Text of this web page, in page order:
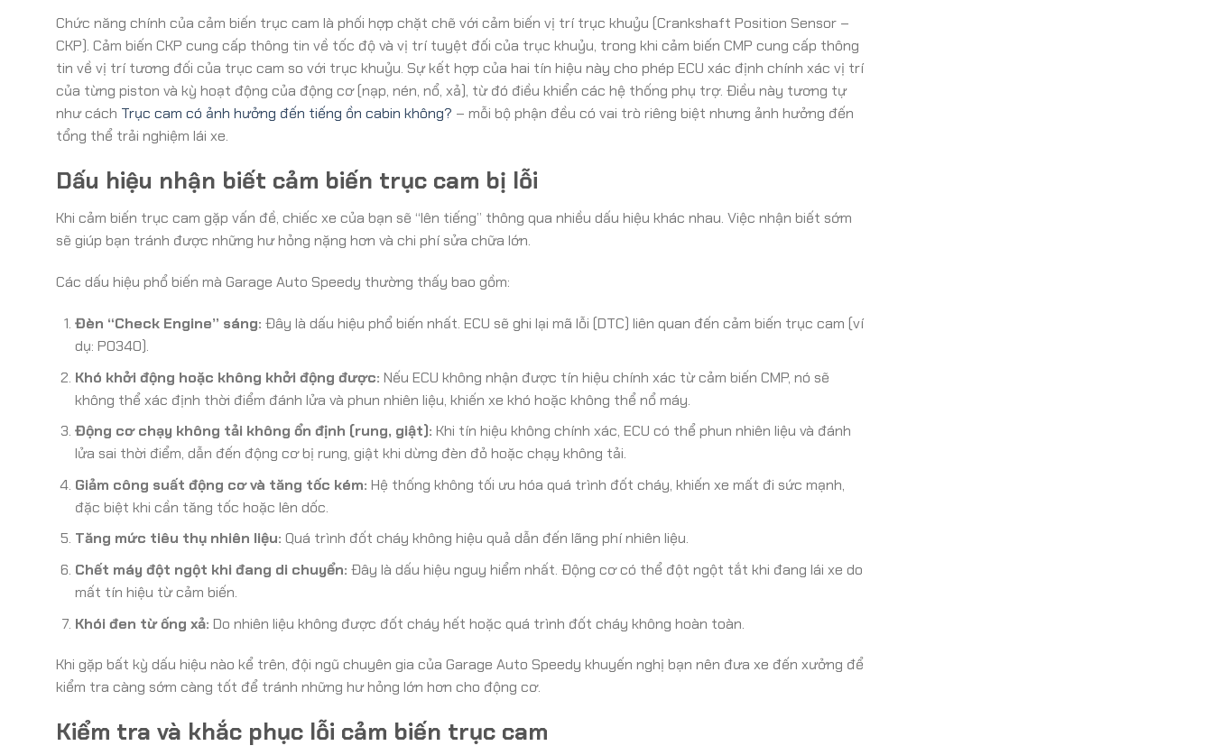
Chức năng chính của cảm biến trục cam là phối hợp chặt chẽ với cảm biến vị trí trục khuỷu (Crankshaft Position Sensor –
CKP). Cảm biến CKP cung cấp thông tin về tốc độ và vị trí tuyệt đối của trục khuỷu, trong khi cảm biến CMP cung cấp thông
tin về vị trí tương đối của trục cam so với trục khuỷu. Sự kết hợp của hai tín hiệu này cho phép ECU xác định chính xác vị trí
của từng piston và kỳ hoạt động của động cơ (nạp, nén, nổ, xả), từ đó điều khiển các hệ thống phụ trợ. Điều này tương tự
như cách Trục cam có ảnh hưởng đến tiếng ồn cabin không? – mỗi bộ phận đều có vai trò riêng biệt nhưng ảnh hưởng đến
tổng thể trải nghiệm lái xe.
Dấu hiệu nhận biết cảm biến trục cam bị lỗi
Khi cảm biến trục cam gặp vấn đề, chiếc xe của bạn sẽ “lên tiếng” thông qua nhiều dấu hiệu khác nhau. Việc nhận biết sớm
sẽ giúp bạn tránh được những hư hỏng nặng hơn và chi phí sửa chữa lớn.
Các dấu hiệu phổ biến mà Garage Auto Speedy thường thấy bao gồm:
Đèn “Check Engine” sáng: Đây là dấu hiệu phổ biến nhất. ECU sẽ ghi lại mã lỗi (DTC) liên quan đến cảm biến trục cam (ví
dụ: P0340).
Khó khởi động hoặc không khởi động được: Nếu ECU không nhận được tín hiệu chính xác từ cảm biến CMP, nó sẽ
không thể xác định thời điểm đánh lửa và phun nhiên liệu, khiến xe khó hoặc không thể nổ máy.
Động cơ chạy không tải không ổn định (rung, giật): Khi tín hiệu không chính xác, ECU có thể phun nhiên liệu và đánh
lửa sai thời điểm, dẫn đến động cơ bị rung, giật khi dừng đèn đỏ hoặc chạy không tải.
Giảm công suất động cơ và tăng tốc kém: Hệ thống không tối ưu hóa quá trình đốt cháy, khiến xe mất đi sức mạnh,
đặc biệt khi cần tăng tốc hoặc lên dốc.
Tăng mức tiêu thụ nhiên liệu: Quá trình đốt cháy không hiệu quả dẫn đến lãng phí nhiên liệu.
Chết máy đột ngột khi đang di chuyển: Đây là dấu hiệu nguy hiểm nhất. Động cơ có thể đột ngột tắt khi đang lái xe do
mất tín hiệu từ cảm biến.
Khói đen từ ống xả: Do nhiên liệu không được đốt cháy hết hoặc quá trình đốt cháy không hoàn toàn.
Khi gặp bất kỳ dấu hiệu nào kể trên, đội ngũ chuyên gia của Garage Auto Speedy khuyến nghị bạn nên đưa xe đến xưởng để
kiểm tra càng sớm càng tốt để tránh những hư hỏng lớn hơn cho động cơ.
Kiểm tra và khắc phục lỗi cảm biến trục cam